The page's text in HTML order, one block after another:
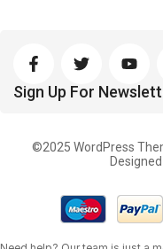
Sign Up For
©2025 WordPress